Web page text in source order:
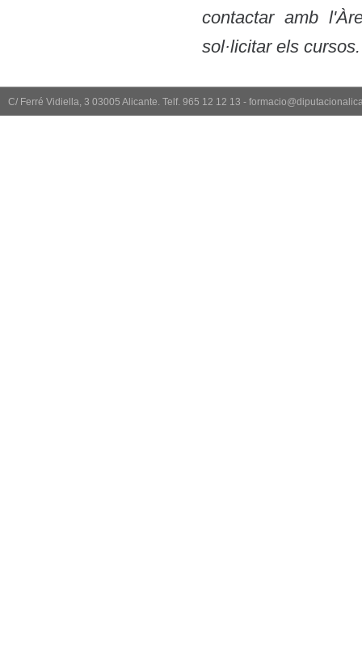
contactar amb
sol·licitar els cursos.
C/ Ferré Vidiella, 3 03005 Alicante. Telf. 965 12 12 13 -